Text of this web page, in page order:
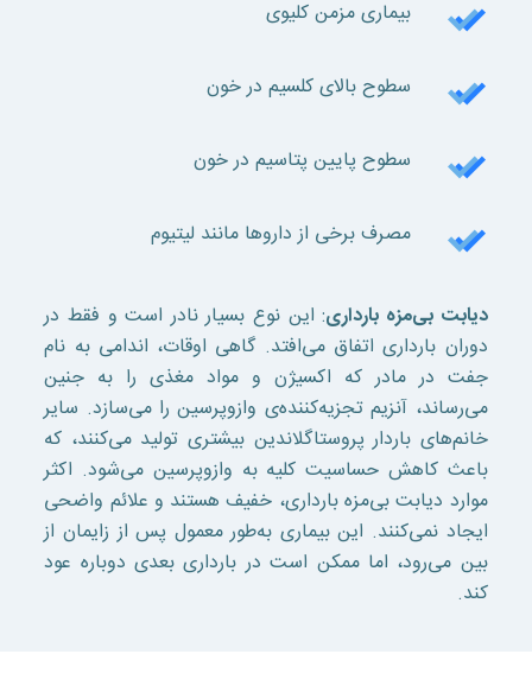
بیماری مزمن کلیوی
سطوح بالای کلسیم در خون
سطوح پایین پتاسیم در خون
مصرف برخی از داروها مانند لیتیوم
دیابت بی‌مزه بارداری: این نوع بسیار نادر است و فقط در
دوران بارداری اتفاق می‌افتد. گاهی اوقات، اندامی به نام
جفت در مادر که اکسیژن و مواد مغذی را به جنین
می‌رساند، آنزیم تجزیه‌کننده‌ی وازوپرسین را می‌سازد. سایر
خانم‌های باردار پروستاگلاندین بیشتری تولید می‌کنند، که
باعث کاهش حساسیت کلیه به وازوپرسین می‌شود. اکثر
موارد دیابت بی‌مزه بارداری، خفیف هستند و علائم واضحی
ایجاد نمی‌کنند. این بیماری به‌طور معمول پس از زایمان از
بین می‌رود، اما ممکن است در بارداری بعدی دوباره عود
کند.